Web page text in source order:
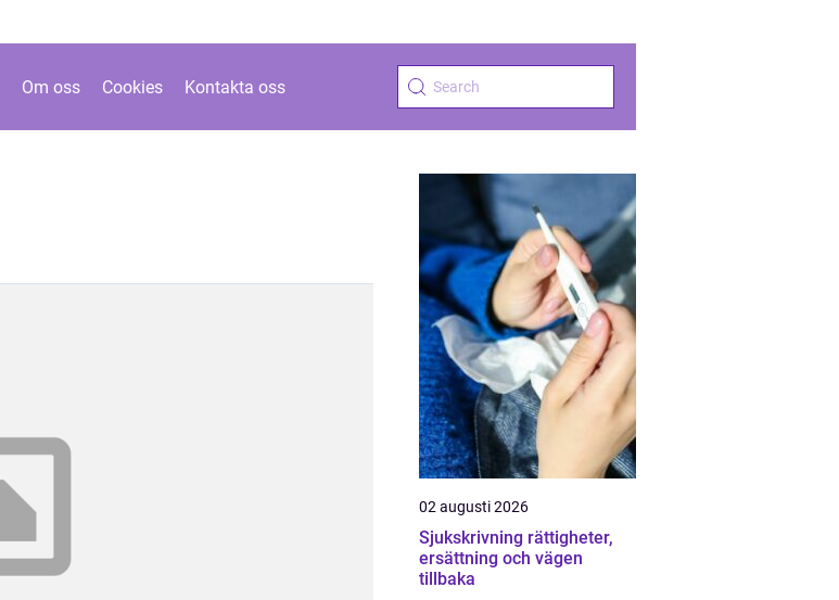
Om oss Cookies Kontakta oss
02 augusti 2026
Sjukskrivning rättigheter,
ersättning och vägen
tillbaka